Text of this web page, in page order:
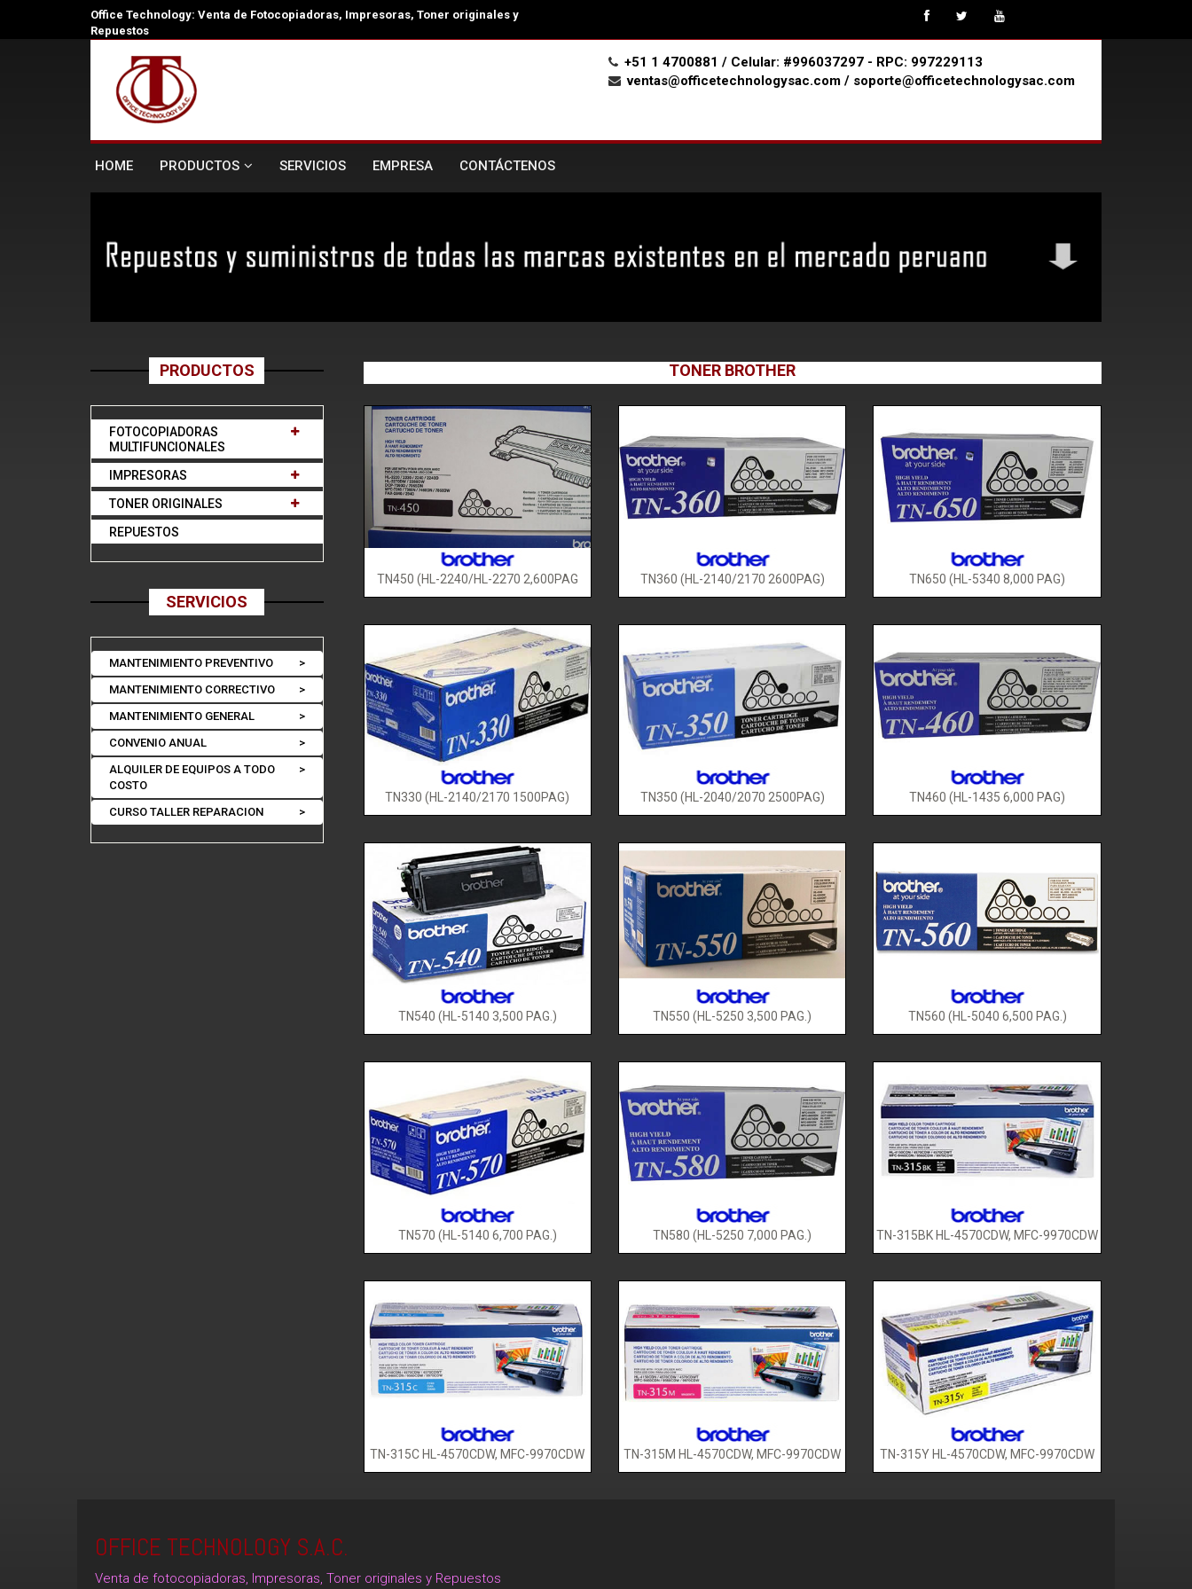
Office Technology: Venta de Fotocopiadoras, Impresoras, Toner originales y
Repuestos
+51 1 4700881 / Celular: #996037297 - RPC: 997229113
ventas@officetechnologysac.com / soporte@officetechnologysac.com
HOME PRODUCTOS SERVICIOS EMPRESA CONTÁCTENOS
PRODUCTOS
FOTOCOPIADORAS
MULTIFUNCIONALES
IMPRESORAS
TONER ORIGINALES
REPUESTOS
SERVICIOS
>
MANTENIMIENTO PREVENTIVO
>
MANTENIMIENTO CORRECTIVO
>
MANTENIMIENTO GENERAL
>
CONVENIO ANUAL
>
ALQUILER DE EQUIPOS A TODO
COSTO
>
CURSO TALLER REPARACION
TONER BROTHER
TN450 (HL-2240/HL-2270 2,600PAG TN360 (HL-2140/2170 2600PAG) TN650 (HL-5340 8,000 PAG)
TN330 (HL-2140/2170 1500PAG) TN350 (HL-2040/2070 2500PAG) TN460 (HL-1435 6,000 PAG)
TN540 (HL-5140 3,500 PAG.) TN550 (HL-5250 3,500 PAG.) TN560 (HL-5040 6,500 PAG.)
TN570 (HL-5140 6,700 PAG.) TN580 (HL-5250 7,000 PAG.) TN-315BK HL-4570CDW, MFC-9970CDW
TN-315C HL-4570CDW, MFC-9970CDW TN-315M HL-4570CDW, MFC-9970CDW TN-315Y HL-4570CDW, MFC-9970CDW
OFFICE TECHNOLOGY S.A.C.
Venta de fotocopiadoras, Impresoras, Toner originales y Repuestos